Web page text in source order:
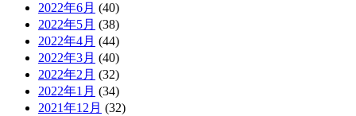
2022年6月 (40)
2022年5月 (38)
2022年4月 (44)
2022年3月 (40)
2022年2月 (32)
2022年1月 (34)
2021年12月 (32)